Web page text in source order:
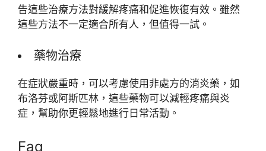
告這些治療方法對緩解疼痛和促進恢復有效。雖然
這些方法不一定適合所有人，但值得一試。
藥物治療
在症狀嚴重時，可以考慮使用非處方的消炎藥，如
布洛芬或阿斯匹林，這些藥物可以減輕疼痛與炎
症，幫助你更輕鬆地進行日常活動。
Faq